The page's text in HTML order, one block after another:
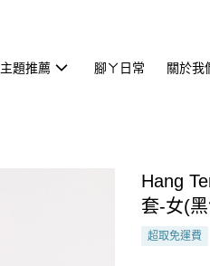
主題推薦 腳ㄚ日常 關於我
Hang
套-女(
超取免運費